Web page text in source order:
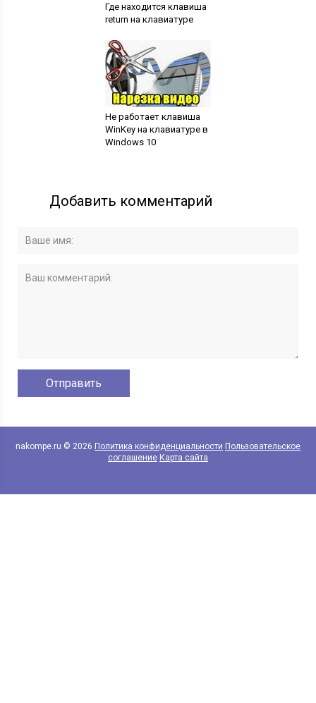
Где находится клавиша
return на клавиатуре
Не работает клавиша
WinKey на клавиатуре в
Windows 10
Добавить комментарий
nakompe.ru © 2026 Политика конфиденциальности Пользовательское
соглашение Карта сайта